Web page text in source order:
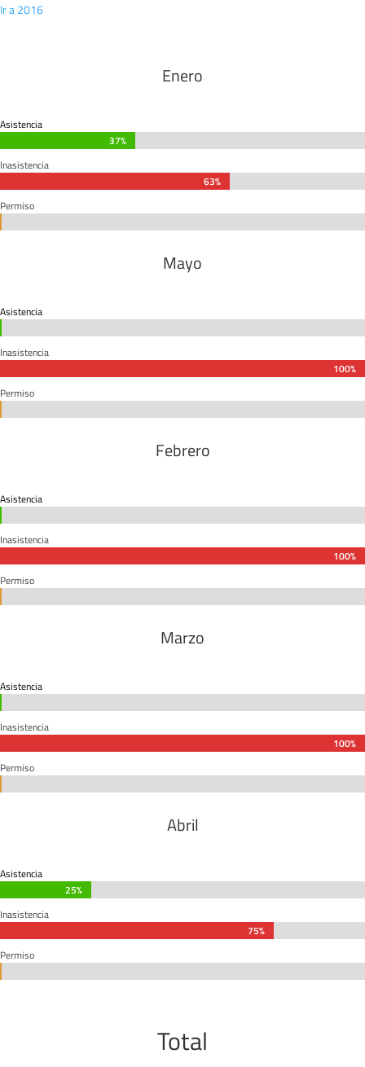
Ir a 2016
Enero
Asistencia
37%
37%
Inasistencia
63%
63%
Permiso
Mayo
Asistencia
Inasistencia
100%
100%
Permiso
Febrero
Asistencia
Inasistencia
100%
100%
Permiso
Marzo
Asistencia
Inasistencia
100%
100%
Permiso
Abril
Asistencia
25%
25%
Inasistencia
75%
75%
Permiso
Total